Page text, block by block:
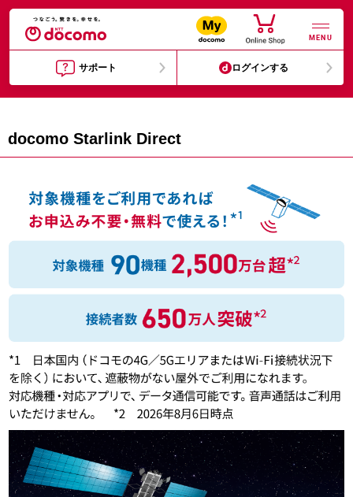
MENU
サポート ログインする
docomo Starlink Direct